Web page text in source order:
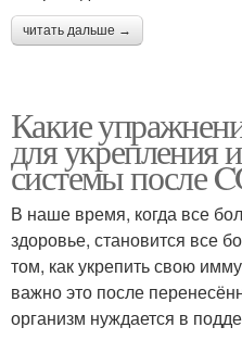
читать дальше →
Какие
для укрепления
системы после
В наше время, когда все
здоровье, становится все
том, как укрепить свою
важно это после
организм нуждается в